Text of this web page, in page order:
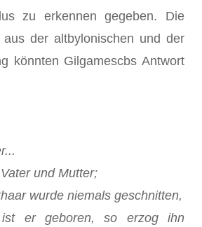
zu erkennen gegeben. Die
aus der altbylonischen und der
könnten Gilgamescbs Antwort
und Mutter;
wurde niemals geschnitten,
er geboren, so erzog ihn